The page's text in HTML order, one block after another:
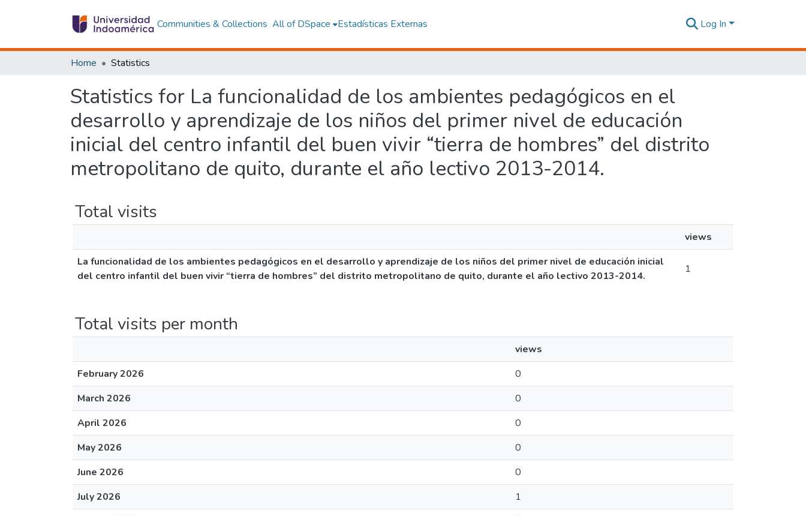
Communities & Collections All of DSpace Estadísticas Externas Log In
Home Statistics
Statistics for La funcionalidad de los ambientes pedagógicos en el
desarrollo y aprendizaje de los niños del primer nivel de educación
inicial del centro infantil del buen vivir “tierra de hombres” del distrito
metropolitano de quito, durante el año lectivo 2013-2014.
Total visits
views
La funcionalidad de los ambientes pedagógicos en el desarrollo y aprendizaje de los niños del primer nivel de educación inicial
del centro infantil del buen vivir “tierra de hombres” del distrito metropolitano de quito, durante el año lectivo 2013-2014.
1
Total visits per month
views
February 2026
0
March 2026
0
April 2026
0
May 2026
0
June 2026
0
July 2026
1